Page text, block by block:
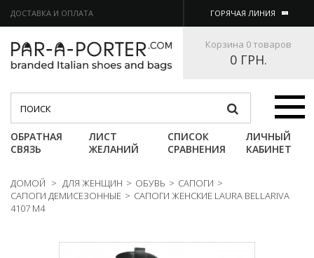
ДОСТАВКА И ОПЛАТА ГОРЯЧАЯ ЛИНИЯ
Корзина 0 товаров
0 ГРН.
Категории
ОБРАТНАЯ
СВЯЗЬ
ЛИСТ
ЖЕЛАНИЙ
СПИСОК
СРАВНЕНИЯ
ЛИЧНЫЙ
КАБИНЕТ
ДОМОЙ > ДЛЯ ЖЕНЩИН > ОБУВЬ > САПОГИ >
САПОГИ ДЕМИСЕЗОННЫЕ > САПОГИ ЖЕНСКИЕ LAURA BELLARIVA
4107 M4